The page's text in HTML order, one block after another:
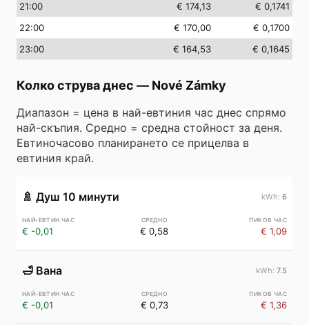
21:00 € 174,13
€ 0,1741
22:00 € 170,00
€ 0,1700
23:00 € 164,53 € 0,1645
Колко струва днес — Nové Zámky
Диапазон = цена в най-евтиния час днес спрямо
най-скъпия. Средно = средна стойност за деня.
Евтиночасово планирането се прицелва в
евтиния край.
🚿 Душ 10 минути 6
€ -0,01 € 0,58 € 1,09
🛁 Вана 7.5
€ -0,01 € 0,73 € 1,36